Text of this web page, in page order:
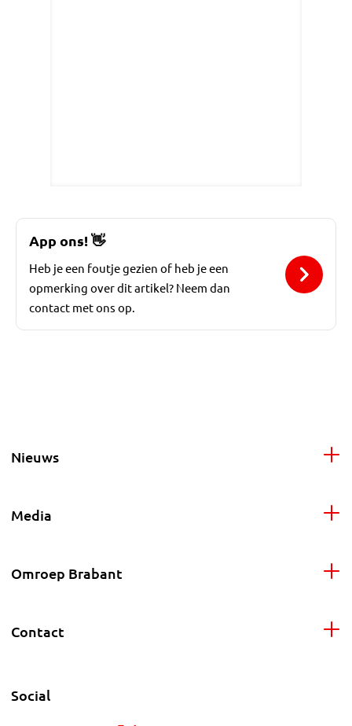
App ons!👋
Heb je een foutje gezien of heb je een
opmerking over dit artikel? Neem dan
contact met ons op.
Nieuws
Media
Omroep Brabant
Contact
Social